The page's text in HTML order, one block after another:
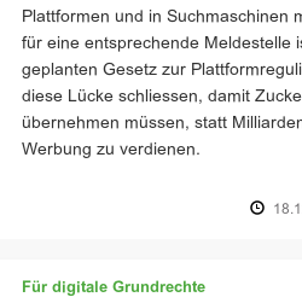
Plattformen und in Suchmaschinen
für eine entsprechende Meldestelle
geplanten Gesetz zur
diese Lücke schliessen, damit
übernehmen müssen, statt
Werbung zu verdienen.
Für digitale Grundrechte